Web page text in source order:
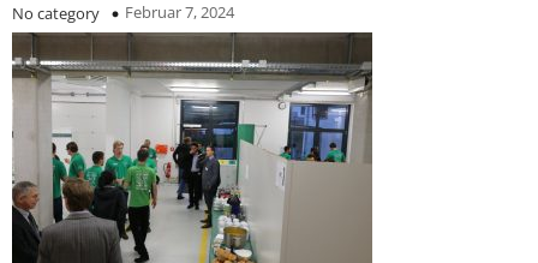
No category Februar 7, 2024